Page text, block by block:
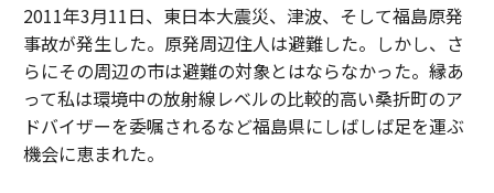
2011年3月11日、東日本大震災、津波、そして福島原発
事故が発生した。原発周辺住人は避難した。しかし、さ
らにその周辺の市は避難の対象とはならなかった。縁あ
って私は環境中の放射線レベルの比較的高い桑折町のア
ドバイザーを委嘱されるなど福島県にしばしば足を運ぶ
機会に恵まれた。